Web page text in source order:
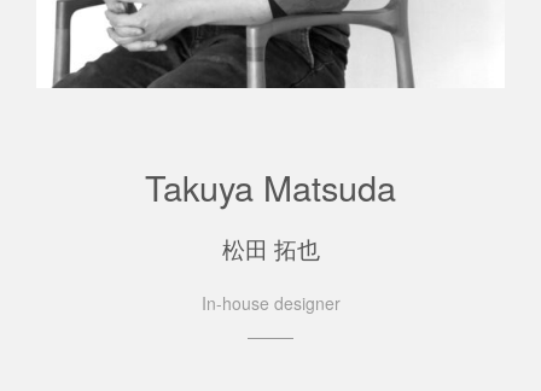
Takuya Matsuda
松田 拓也
In-house designer